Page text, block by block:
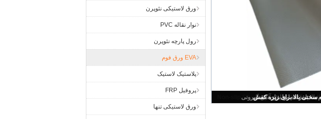
ورق لاستیکی نئوپرن
نوار نقاله PVC
رول پارچه نئوپرن
EVA ورق فوم
پلاستیک لاستیک
پروفیل FRP
ورق لاستیکی تنها
Non-slip Silver EVA Shelf Liner